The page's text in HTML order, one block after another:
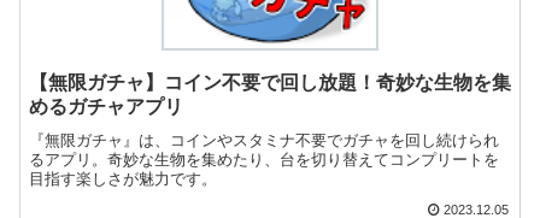
【無限ガチャ】コイン不要で回し放題！奇妙な生物を集
めるガチャアプリ
『無限ガチャ』は、コインやスタミナ不要でガチャを回し続けられ
るアプリ。奇妙な生物を集めたり、台を切り替えてコンプリートを
目指す楽しさが魅力です。
2023.12.05